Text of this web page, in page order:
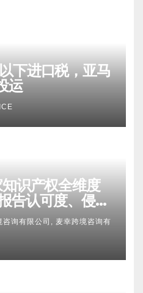
下进口税，亚马
运
识产权全维度
告认可度、侵权
诉方法及服务商
咨询有限公司, 麦幸跨境咨询有